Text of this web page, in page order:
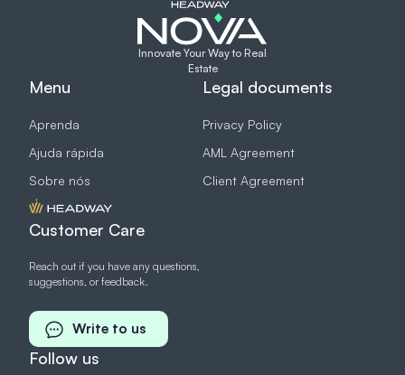
Innovate Your Way to Real
Estate
Menu
Aprenda
Ajuda rápida
Sobre nós
Legal documents
Privacy Policy
AML Agreement
Client Agreement
Customer Care
Reach out if you have any questions,
suggestions, or feedback.
Write to us
Follow us